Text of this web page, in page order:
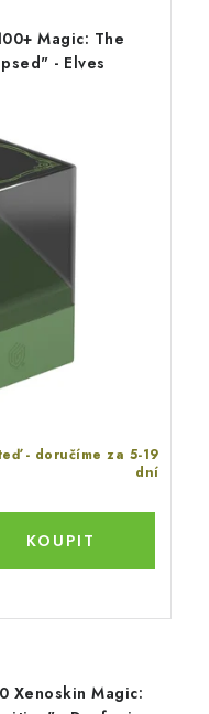
Magic: The
- Elves
- doručíme za 5-19
dní
Xenoskin Magic: